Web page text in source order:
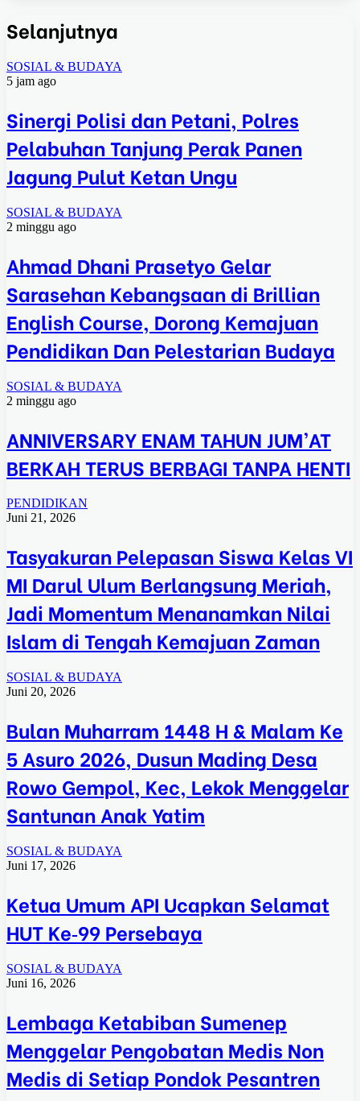
Selanjutnya
SOSIAL & BUDAYA
5 jam ago
Sinergi Polisi dan Petani, Polres
Pelabuhan Tanjung Perak Panen
Jagung Pulut Ketan Ungu
SOSIAL & BUDAYA
2 minggu ago
Ahmad Dhani Prasetyo Gelar
Sarasehan Kebangsaan di Brillian
English Course, Dorong Kemajuan
Pendidikan Dan Pelestarian Budaya
SOSIAL & BUDAYA
2 minggu ago
ANNIVERSARY ENAM TAHUN JUM’AT
BERKAH TERUS BERBAGI TANPA HENTI
PENDIDIKAN
Juni 21, 2026
Tasyakuran Pelepasan Siswa Kelas VI
MI Darul Ulum Berlangsung Meriah,
Jadi Momentum Menanamkan Nilai
Islam di Tengah Kemajuan Zaman
SOSIAL & BUDAYA
Juni 20, 2026
Bulan Muharram 1448 H & Malam Ke
5 Asuro 2026, Dusun Mading Desa
Rowo Gempol, Kec, Lekok Menggelar
Santunan Anak Yatim
SOSIAL & BUDAYA
Juni 17, 2026
Ketua Umum API Ucapkan Selamat
HUT Ke‑99 Persebaya
SOSIAL & BUDAYA
Juni 16, 2026
Lembaga Ketabiban Sumenep
Menggelar Pengobatan Medis Non
Medis di Setiap Pondok Pesantren